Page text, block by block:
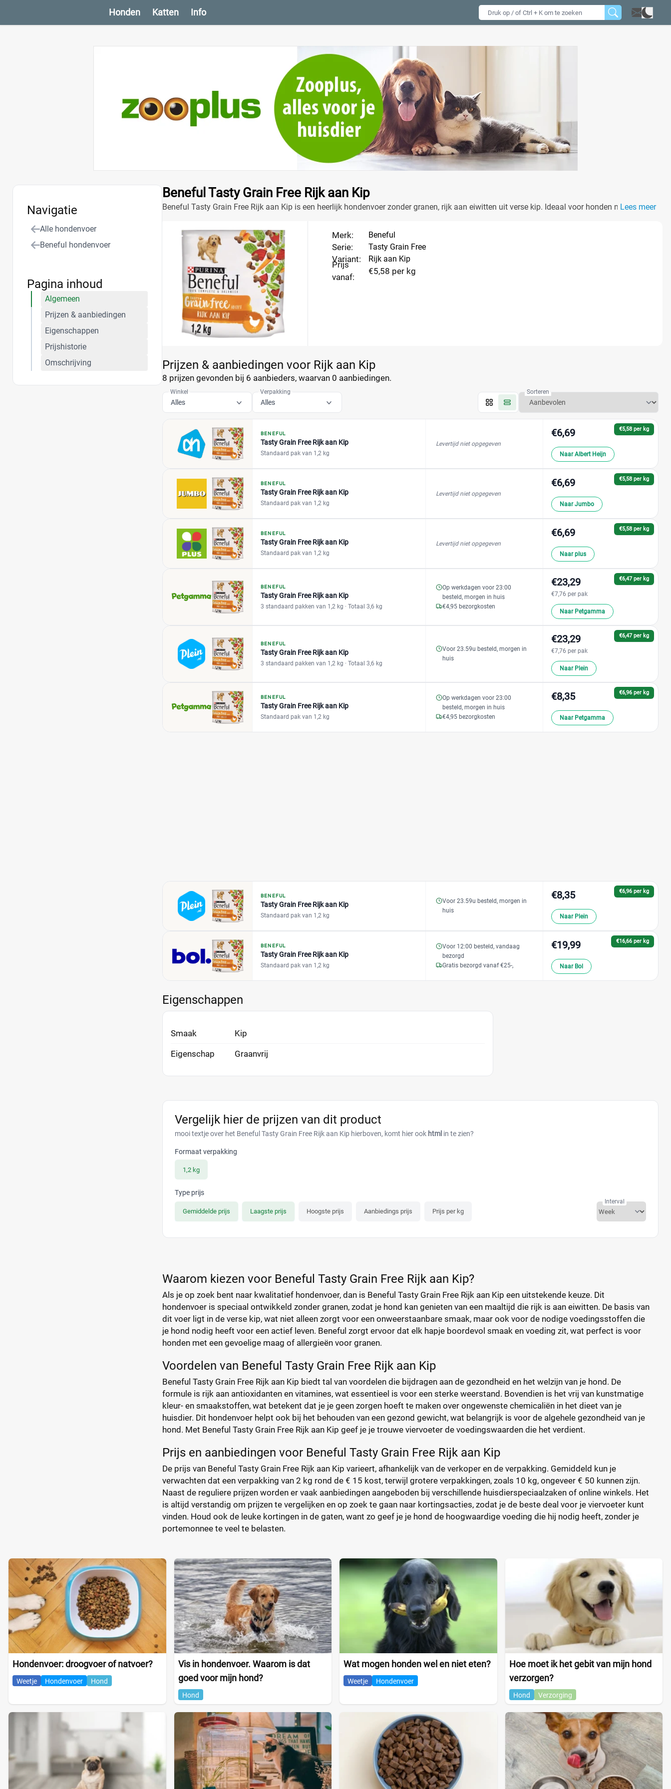
Honden Katten Info
Beneful Tasty Grain Free Rijk aan Kip
Beneful Tasty Grain Free Rijk aan Kip is een heerlijk hondenvoer zonder granen, rijk aan eiwitten uit verse kip. Ideaal voor honden metLees meer
Merk:
Serie:
Variant:
Prijs
vanaf:
Beneful
Tasty Grain Free
Rijk aan Kip
€5,58 per kg
Prijzen & aanbiedingen voor Rijk aan Kip
8 prijzen gevonden bij 6 aanbieders, waarvan 0 aanbiedingen.
Winkel
Alles
Verpakking
Alles
Sorteren
BENEFUL
Tasty Grain Free Rijk aan Kip
Standaard pak van 1,2 kg
Levertijd niet opgegeven
€5,58 per kg
€6,69
Naar Albert Heijn
BENEFUL
Tasty Grain Free Rijk aan Kip
Standaard pak van 1,2 kg
Levertijd niet opgegeven
€5,58 per kg
€6,69
Naar Jumbo
BENEFUL
Tasty Grain Free Rijk aan Kip
Standaard pak van 1,2 kg
Levertijd niet opgegeven
€5,58 per kg
€6,69
Naar plus
BENEFUL
Tasty Grain Free Rijk aan Kip
3 standaard pakken van 1,2 kg · Totaal 3,6 kg
Op werkdagen voor 23:00
besteld, morgen in huis
€4,95 bezorgkosten
€6,47 per kg
€23,29
€7,76 per pak
Naar Petgamma
BENEFUL
Tasty Grain Free Rijk aan Kip
3 standaard pakken van 1,2 kg · Totaal 3,6 kg
Voor 23.59u besteld, morgen in
huis
€6,47 per kg
€23,29
€7,76 per pak
Naar Plein
BENEFUL
Tasty Grain Free Rijk aan Kip
Standaard pak van 1,2 kg
Op werkdagen voor 23:00
besteld, morgen in huis
€4,95 bezorgkosten
€6,96 per kg
€8,35
Naar Petgamma
BENEFUL
Tasty Grain Free Rijk aan Kip
Standaard pak van 1,2 kg
Voor 23.59u besteld, morgen in
huis
€6,96 per kg
€8,35
Naar Plein
BENEFUL
Tasty Grain Free Rijk aan Kip
Standaard pak van 1,2 kg
Voor 12:00 besteld, vandaag
bezorgd
Gratis bezorgd vanaf €25-,
€16,66 per kg
€19,99
Naar Bol
Eigenschappen
Smaak Kip
Eigenschap Graanvrij
Vergelijk hier de prijzen van dit product
mooi textje over het Beneful Tasty Grain Free Rijk aan Kip hierboven, komt hier ook html in te zien?
Formaat verpakking
1,2 kg
Type prijs
Gemiddelde prijs Laagste prijs Hoogste prijs Aanbiedings prijs Prijs per kg
Interval
Waarom kiezen voor Beneful Tasty Grain Free Rijk aan Kip?
Als je op zoek bent naar kwalitatief hondenvoer, dan is Beneful Tasty Grain Free Rijk aan Kip een uitstekende keuze. Dit
hondenvoer is speciaal ontwikkeld zonder granen, zodat je hond kan genieten van een maaltijd die rijk is aan eiwitten. De basis van
dit voer ligt in de verse kip, wat niet alleen zorgt voor een onweerstaanbare smaak, maar ook voor de nodige voedingsstoffen die
je hond nodig heeft voor een actief leven. Beneful zorgt ervoor dat elk hapje boordevol smaak en voeding zit, wat perfect is voor
honden met een gevoelige maag of allergieën voor granen.
Voordelen van Beneful Tasty Grain Free Rijk aan Kip
Beneful Tasty Grain Free Rijk aan Kip biedt tal van voordelen die bijdragen aan de gezondheid en het welzijn van je hond. De
formule is rijk aan antioxidanten en vitamines, wat essentieel is voor een sterke weerstand. Bovendien is het vrij van kunstmatige
kleur- en smaakstoffen, wat betekent dat je je geen zorgen hoeft te maken over ongewenste chemicaliën in het dieet van je
huisdier. Dit hondenvoer helpt ook bij het behouden van een gezond gewicht, wat belangrijk is voor de algehele gezondheid van je
hond. Met Beneful Tasty Grain Free Rijk aan Kip geef je je trouwe viervoeter de voedingswaarden die het verdient.
Prijs en aanbiedingen voor Beneful Tasty Grain Free Rijk aan Kip
De prijs van Beneful Tasty Grain Free Rijk aan Kip varieert, afhankelijk van de verkoper en de verpakking. Gemiddeld kun je
verwachten dat een verpakking van 2 kg rond de € 15 kost, terwijl grotere verpakkingen, zoals 10 kg, ongeveer € 50 kunnen zijn.
Naast de reguliere prijzen worden er vaak aanbiedingen aangeboden bij verschillende huisdierspeciaalzaken of online winkels. Het
is altijd verstandig om prijzen te vergelijken en op zoek te gaan naar kortingsacties, zodat je de beste deal voor je viervoeter kunt
vinden. Houd ook de leuke kortingen in de gaten, want zo geef je je hond de hoogwaardige voeding die hij nodig heeft, zonder je
portemonnee te veel te belasten.
Navigatie
Alle hondenvoer
Beneful hondenvoer
Pagina inhoud
Algemeen
Prijzen & aanbiedingen
Eigenschappen
Prijshistorie
Omschrijving
Hondenvoer: droogvoer of natvoer?
Weetje Hondenvoer Hond
Vis in hondenvoer. Waarom is dat
goed voor mijn hond?
Hond
Wat mogen honden wel en niet eten?
Weetje Hondenvoer
Hoe moet ik het gebit van mijn hond
verzorgen?
Hond Verzorging